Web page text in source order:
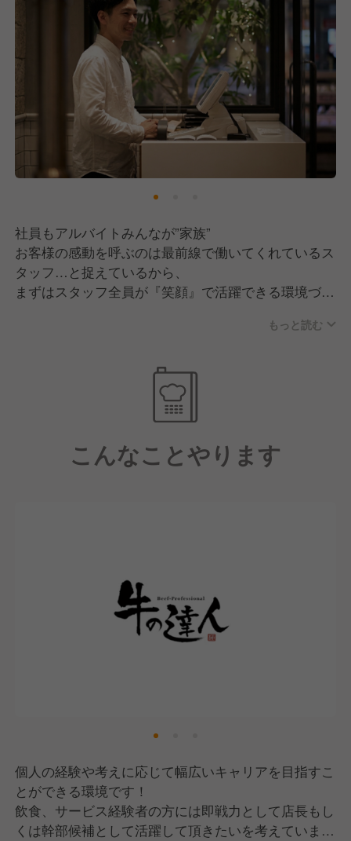
社員もアルバイトみんなが”家族”
お客様の感動を呼ぶのは最前線で働いてくれているス
タッフ…と捉えているから、
まずはスタッフ全員が『笑顔』で活躍できる環境づく
グループ内でも高水準の働きやすさを実現していま
GYROグループ統一の新評価制度で成果や経験、頑張
りを公平に評価し、スピード感をもって昇進昇格を目
指すことができます。
年間休日は業界TOPクラスの年間107日◎
もっと読む
こんなことやります
個人の経験や考えに応じて幅広いキャリアを目指すこ
とができる環境です！
飲食、サービス経験者の方には即戦力として店長もし
くは幹部候補として活躍して頂きたいを考えていま